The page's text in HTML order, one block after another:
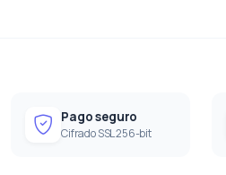
Pago seguro
Cifrado SSL 256-bit